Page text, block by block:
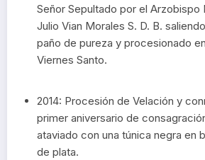
Señor Sepultado por el Arzobispo
Julio Vian Morales S. D. B.
paño de pureza y procesionado
Viernes Santo.
2014: Procesión de Velación y
primer aniversario de
ataviado con una túnica negra en
de plata.